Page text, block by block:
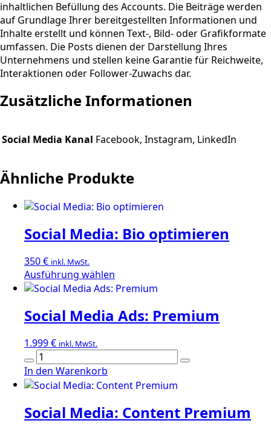
inhaltlichen Befüllung des Accounts. Die Beiträge werden
auf Grundlage Ihrer bereitgestellten Informationen und
Inhalte erstellt und können Text-, Bild- oder Grafikformate
umfassen. Die Posts dienen der Darstellung Ihres
Unternehmens und stellen keine Garantie für Reichweite,
Interaktionen oder Follower-Zuwachs dar.
Zusätzliche Informationen
Social Media Kanal Facebook, Instagram, LinkedIn
Ähnliche Produkte
Social Media: Bio optimieren
350€ inkl. MwSt.
Ausführung wählen
Produkt
mehrere
Varianten
Die
Optionen
können
auf
der
Produktseite
Social Media Ads: Premium
1.999€ inkl. MwSt.
Social
Media
Ads:
Menge
In den Warenkorb
Social Media: Content Premium